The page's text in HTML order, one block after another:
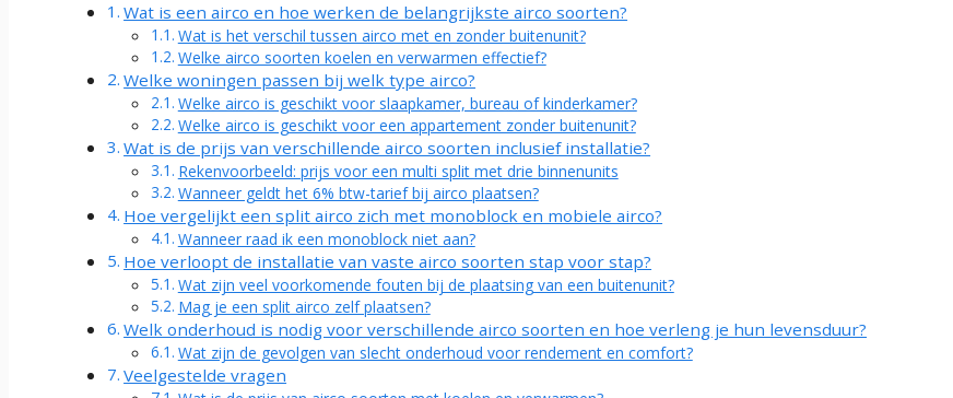
Wat is een airco en hoe werken de belangrijkste airco soorten?
Wat is het verschil tussen airco met en zonder buitenunit?
Welke airco soorten koelen en verwarmen effectief?
Welke woningen passen bij welk type airco?
Welke airco is geschikt voor slaapkamer, bureau of kinderkamer?
Welke airco is geschikt voor een appartement zonder buitenunit?
Wat is de prijs van verschillende airco soorten inclusief installatie?
Rekenvoorbeeld: prijs voor een multi split met drie binnenunits
Wanneer geldt het 6% btw-tarief bij airco plaatsen?
Hoe vergelijkt een split airco zich met monoblock en mobiele airco?
Wanneer raad ik een monoblock niet aan?
Hoe verloopt de installatie van vaste airco soorten stap voor stap?
Wat zijn veel voorkomende fouten bij de plaatsing van een buitenunit?
Mag je een split airco zelf plaatsen?
Welk onderhoud is nodig voor verschillende airco soorten en hoe verleng je hun levensduur?
Wat zijn de gevolgen van slecht onderhoud voor rendement en comfort?
Veelgestelde vragen